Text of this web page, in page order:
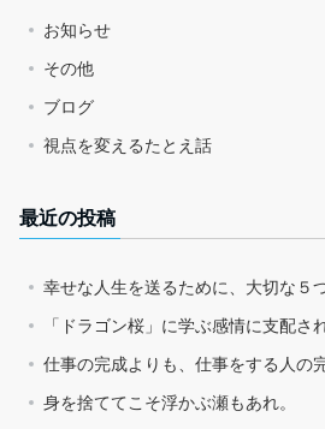
お知らせ
その他
ブログ
視点を変えるたとえ話
最近の投稿
幸せな人生を送るために、大切な５
「ドラゴン桜」に学ぶ感情に支配さ
仕事の完成よりも、仕事をする人の
身を捨ててこそ浮かぶ瀬もあれ。